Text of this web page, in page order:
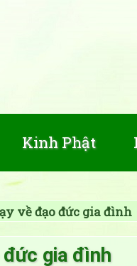
Kinh Phật
về đạo đức gia đình
đức gia đình